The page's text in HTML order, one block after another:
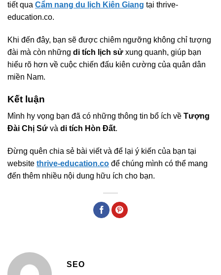
tiết qua Cẩm nang du lịch Kiên Giang tại thrive-
education.co.
Khi đến đây, bạn sẽ được chiêm ngưỡng không chỉ tượng
đài mà còn những di tích lịch sử xung quanh, giúp bạn
hiểu rõ hơn về cuộc chiến đấu kiên cường của quân dân
miền Nam.
Kết luận
Mình hy vọng bạn đã có những thông tin bổ ích về Tượng
Đài Chị Sứ và di tích Hòn Đất.
Đừng quên chia sẻ bài viết và để lại ý kiến của bạn tại
website thrive-education.co để chúng mình có thể mang
đến thêm nhiều nội dung hữu ích cho bạn.
SEO